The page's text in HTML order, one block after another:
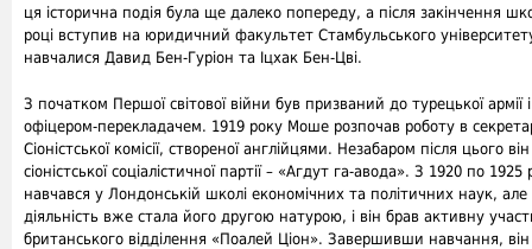
ця історична подія була ще далеко попереду, а після закінчення
році вступив на юридичний факультет Стамбульського
навчалися Давид Бен-Гуріон та Іцхак Бен-Цві.
З початком Першої світової війни був призваний до турецької армії
офіцером-перекладачем. 1919 року Моше розпочав роботу в
Сіоністської комісії, створеної англійцями. Незабаром після цього
сіоністської соціалістичної партії – «Агдут гa-авода». З 1920 по 1925
навчався у Лондонській школі економічних та політичних наук, але
діяльність вже стала його другою натурою, і він брав активну
британського відділення «Поалей Ціон». Завершивши навчання,